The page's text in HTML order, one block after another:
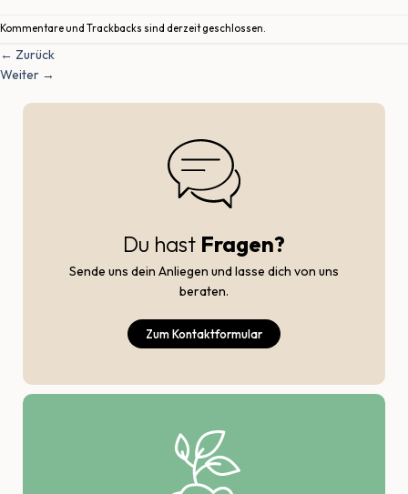
Kommentare und Trackbacks sind derzeit geschlossen.
← Zurück
Weiter →
Du hast Fragen?
Sende uns dein Anliegen und lasse dich von uns
beraten.
Zum Kontaktformular